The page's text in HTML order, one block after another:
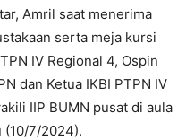
Amril saat menerima
serta meja kursi
IV Regional 4, Ospin
dan Ketua IKBI PTPN IV
IIP BUMN pusat di aula
(10/7/2024).